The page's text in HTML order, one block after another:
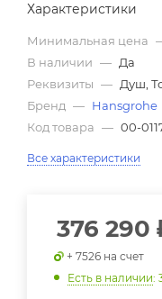
Характеристики
Минимальная цена
В наличии — Да
Реквизиты — Душ,
Бренд — Hansgrohe
Код товара — 00-
Все характеристики
376 290
+ 7526 на счет
Есть в наличии: